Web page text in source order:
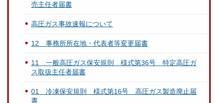
売主任者届書
高圧ガス事故速報について
12 事務所所在地・代表者等変更届書
11 一般高圧ガス保安規則 様式第36号 特定高圧ガ
ス取扱主任者届書
01 冷凍保安規則 様式第16号 高圧ガス製造廃止届
書